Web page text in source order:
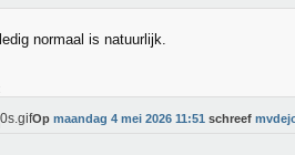
normaal is natuurlijk.
Op maandag 4 mei 2026 11:51 schreef